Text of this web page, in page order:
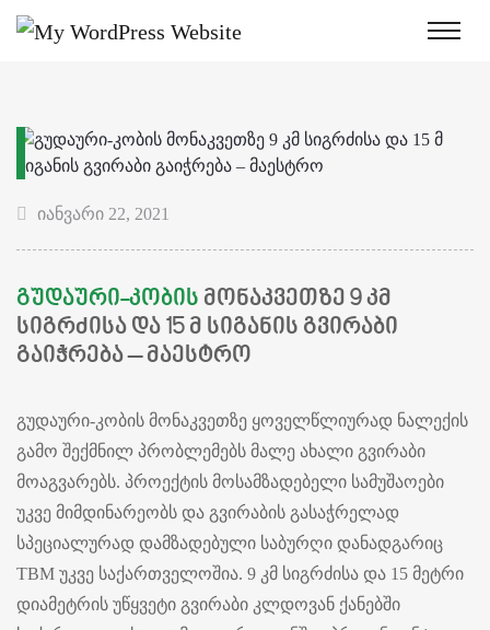
იანვარი 22, 2021
ᲒᲣᲓᲐᲣᲠᲘ-ᲙᲝᲑᲘᲡ ᲛᲝᲜᲐᲙᲕᲔᲗᲖᲔ 9 ᲙᲛ
ᲡᲘᲒᲠᲫᲘᲡᲐ ᲓᲐ 15 Მ ᲡᲘᲒᲐᲜᲘᲡ ᲒᲕᲘᲠᲐᲑᲘ
ᲒᲐᲘᲭᲠᲔᲑᲐ – ᲛᲐᲔᲡᲢᲠᲝ
გუდაური-კობის მონაკვეთზე ყოველწლიურად ნალექის
გამო შექმნილ პრობლემებს მალე ახალი გვირაბი
მოაგვარებს. პროექტის მოსამზადებელი სამუშაოები
უკვე მიმდინარეობს და გვირაბის გასაჭრელად
სპეციალურად დამზადებული საბურღი დანადგარიც
TBM უკვე საქართველოშია. 9 კმ სიგრძისა და 15 მეტრი
დიამეტრის უწყვეტი გვირაბი კლდოვან ქანებში